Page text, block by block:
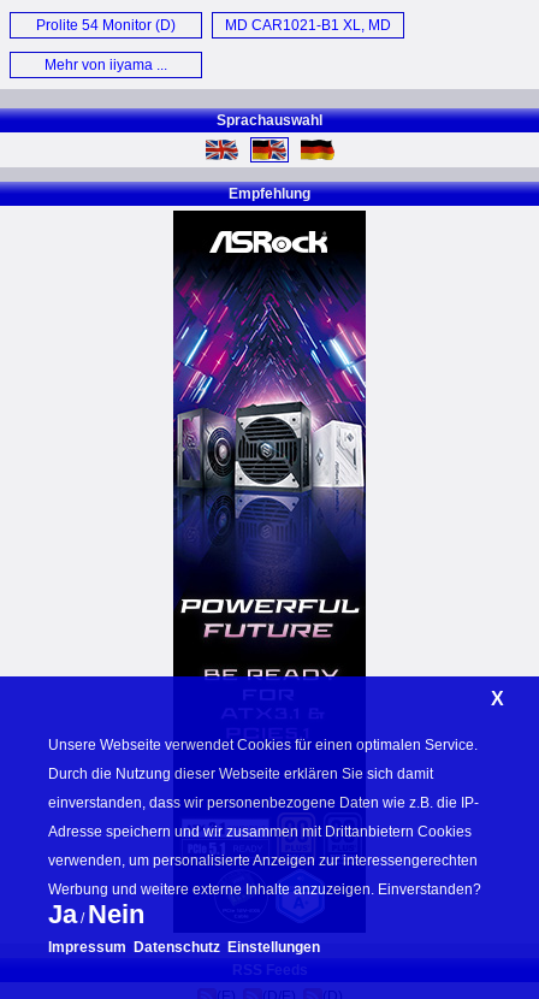
TE7514MIS-B1AG,
TE8614MIS-B1AG (D)
B1 (D)
Prolite 54 Monitor (D)
MD CAR1021-B1 XL, MD
Mehr von iiyama ...
Sprachauswahl
Empfehlung
RSS Feeds
Unsere Webseite verwendet Cookies für einen optimalen Service.
Durch die Nutzung dieser Webseite erklären Sie sich damit
einverstanden, dass wir personenbezogene Daten wie z.B. die IP-
Adresse speichern und wir zusammen mit Drittanbietern Cookies
verwenden, um personalisierte Anzeigen zur interessengerechten
Ja / Nein
Impressum Datenschutz Einstellungen
X